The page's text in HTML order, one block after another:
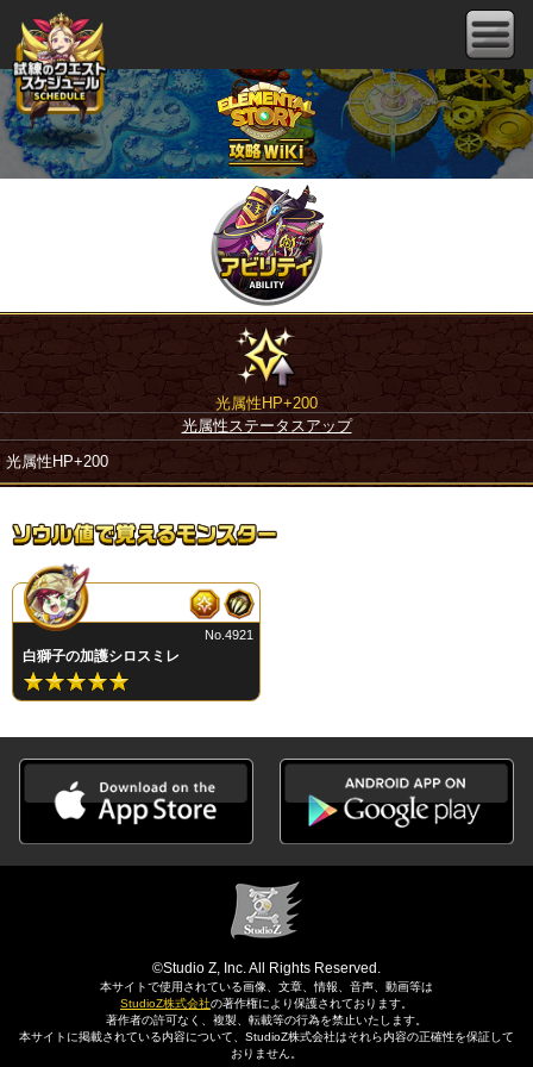
光属性HP+200
光属性ステータスアップ
光属性HP+200
白獅子の加護シロスミレ
No.4921
©Studio Z, Inc. All Rights Reserved.
本サイトで使用されている画像、文章、情報、音声、動画等は
StudioZ株式会社の著作権により保護されております。
著作者の許可なく、複製、転載等の行為を禁止いたします。
本サイトに掲載されている内容について、StudioZ株式会社はそれら内容の正確性を保証して
おりません。